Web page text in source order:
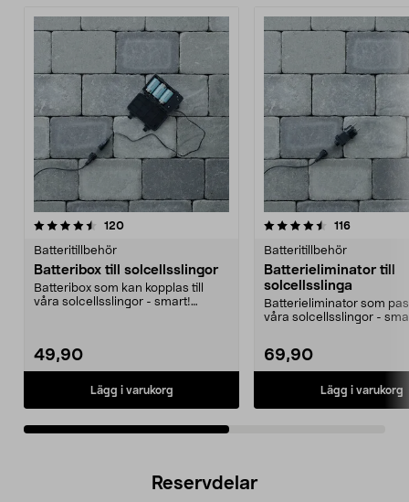
120recensioner
Batteritillbehör
Batteribox till solcellsslingor
Batteribox som kan kopplas till
våra solcellsslingor - smart!
49,90
Lägg i varukorg
4.5av 5 stjärnor 116
Batteritillbehör
Batterieliminator till
solcellsslinga
Batterieliminator som
våra solcellsslingor -
69,90
Lägg i varukorg
4.5av 5 stjärnor
Reservdelar